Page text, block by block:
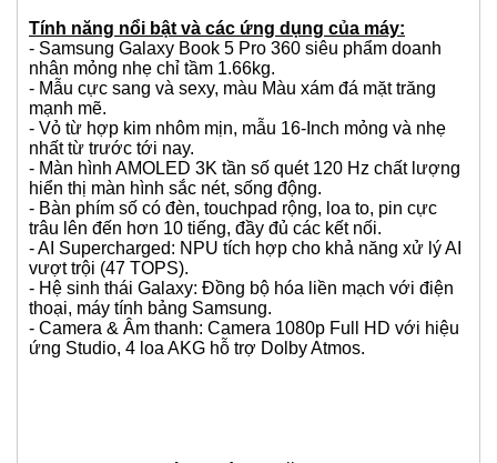
Tính năng nổi bật và các ứng dụng của máy:
- Samsung Galaxy Book 5 Pro 360 siêu phẩm doanh
nhân mỏng nhẹ chỉ tầm 1.66kg.
- Mẫu cực sang và sexy, màu Màu xám đá mặt trăng
mạnh mẽ.
- Vỏ từ hợp kim nhôm mịn, mẫu 16-Inch mỏng và nhẹ
nhất từ trước tới nay.
- Màn hình AMOLED 3K tần số quét 120 Hz chất lượng
hiển thị màn hình sắc nét, sống động.
- Bàn phím số có đèn, touchpad rộng, loa to, pin cực
trâu lên đến hơn 10 tiếng, đầy đủ các kết nối.
- AI Supercharged: NPU tích hợp cho khả năng xử lý AI
vượt trội (47 TOPS).
- Hệ sinh thái Galaxy: Đồng bộ hóa liền mạch với điện
thoại, máy tính bảng Samsung.
- Camera & Âm thanh: Camera 1080p Full HD với hiệu
ứng Studio, 4 loa AKG hỗ trợ Dolby Atmos.